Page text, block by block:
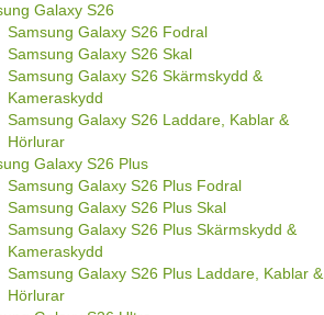
Galaxy S26
Samsung Galaxy S26 Fodral
Samsung Galaxy S26 Skal
Samsung Galaxy S26 Skärmskydd &
Kameraskydd
Samsung Galaxy S26 Laddare, Kablar &
Hörlurar
Galaxy S26 Plus
Samsung Galaxy S26 Plus Fodral
Samsung Galaxy S26 Plus Skal
Samsung Galaxy S26 Plus Skärmskydd &
Kameraskydd
Samsung Galaxy S26 Plus Laddare, Kablar &
Hörlurar